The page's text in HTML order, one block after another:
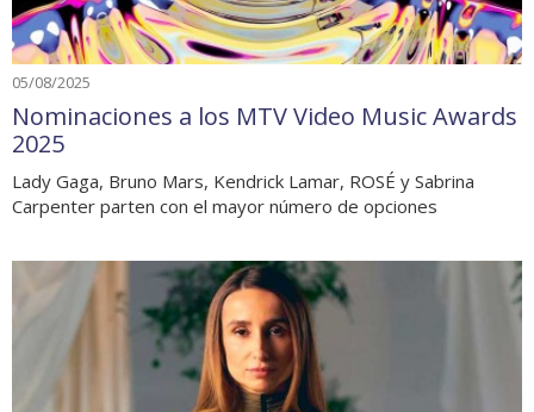
05/08/2025
Nominaciones a los MTV Video Music Awards
2025
Lady Gaga, Bruno Mars, Kendrick Lamar, ROSÉ y Sabrina
Carpenter parten con el mayor número de opciones